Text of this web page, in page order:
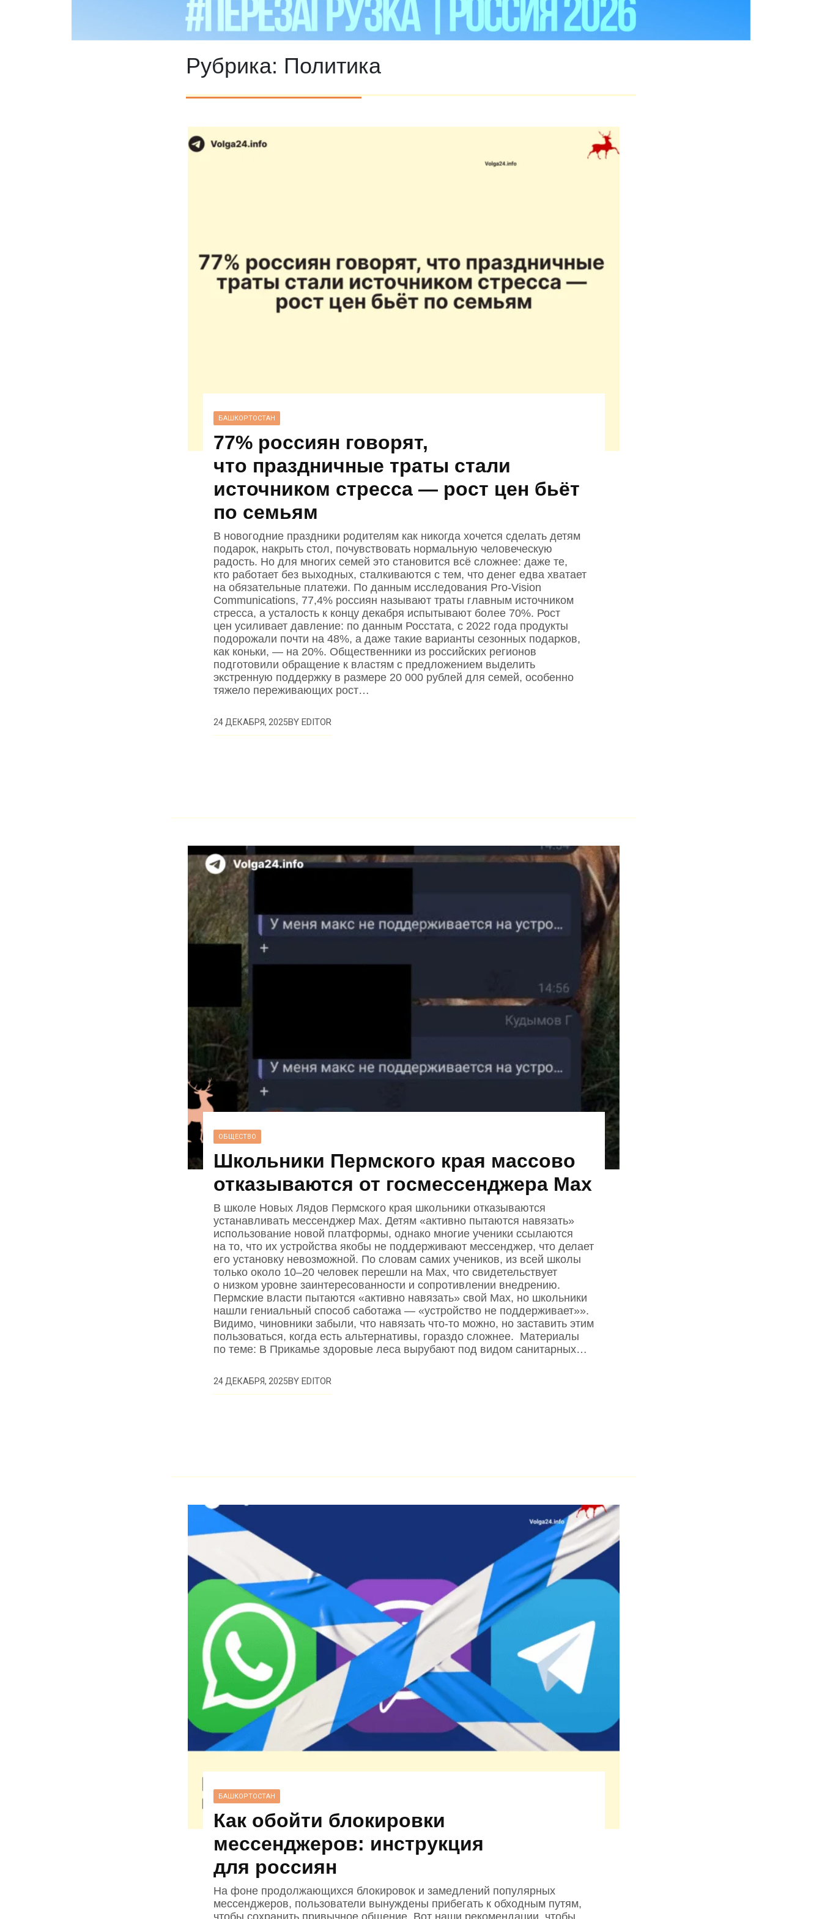
Рубрика: Политика
БАШКОРТОСТАН
77% россиян говорят,
что праздничные траты стали
источником стресса — рост цен бьёт
по семьям
В новогодние праздники родителям как никогда хочется сделать детям
подарок, накрыть стол, почувствовать нормальную человеческую
радость. Но для многих семей это становится всё сложнее: даже те,
кто работает без выходных, сталкиваются с тем, что денег едва хватает
на обязательные платежи. По данным исследования Pro‑Vision
Communications, 77,4% россиян называют траты главным источником
стресса, а усталость к концу декабря испытывают более 70%. Рост
цен усиливает давление: по данным Росстата, с 2022 года продукты
подорожали почти на 48%, а даже такие варианты сезонных подарков,
как коньки, — на 20%. Общественники из российских регионов
подготовили обращение к властям с предложением выделить
экстренную поддержку в размере 20 000 рублей для семей, особенно
тяжело переживающих рост…
24 ДЕКАБРЯ, 2025BY EDITOR
ОБЩЕСТВО
Школьники Пермского края массово
отказываются от госмессенджера Mах
В школе Новых Лядов Пермского края школьники отказываются
устанавливать мессенджер Mах. Детям «активно пытаются навязать»
использование новой платформы, однако многие ученики ссылаются
на то, что их устройства якобы не поддерживают мессенджер, что делает
его установку невозможной. По словам самих учеников, из всей школы
только около 10–20 человек перешли на Mах, что свидетельствует
о низком уровне заинтересованности и сопротивлении внедрению.
Пермские власти пытаются «активно навязать» свой Max, но школьники
нашли гениальный способ саботажа — «устройство не поддерживает»».
Видимо, чиновники забыли, что навязать что‑то можно, но заставить этим
пользоваться, когда есть альтернативы, гораздо сложнее. Материалы
по теме: В Прикамье здоровые леса вырубают под видом санитарных…
24 ДЕКАБРЯ, 2025BY EDITOR
БАШКОРТОСТАН
Как обойти блокировки
мессенджеров: инструкция
для россиян
На фоне продолжающихся блокировок и замедлений популярных
мессенджеров, пользователи вынуждены прибегать к обходным путям,
чтобы сохранить привычное общение. Вот наши рекомендации, чтобы